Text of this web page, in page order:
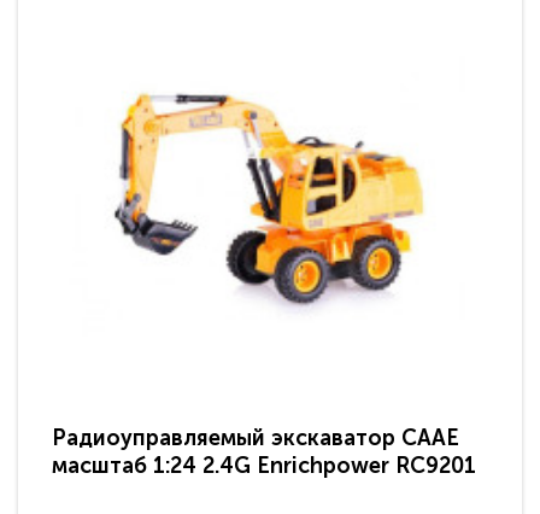
Радиоуправляемый экскаватор CAAE
масштаб 1:24 2.4G Enrichpower RC9201